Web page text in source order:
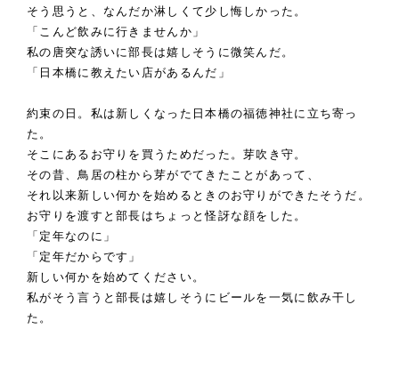
そう思うと、なんだか淋しくて少し悔しかった。
「こんど飲みに行きませんか」
私の唐突な誘いに部長は嬉しそうに微笑んだ。
「日本橋に教えたい店があるんだ」
約束の日。私は新しくなった日本橋の福徳神社に立ち寄っ
た。
そこにあるお守りを買うためだった。芽吹き守。
その昔、鳥居の柱から芽がでてきたことがあって、
それ以来新しい何かを始めるときのお守りができたそうだ。
お守りを渡すと部長はちょっと怪訝な顔をした。
「定年なのに」
「定年だからです」
新しい何かを始めてください。
私がそう言うと部長は嬉しそうにビールを一気に飲み干し
た。